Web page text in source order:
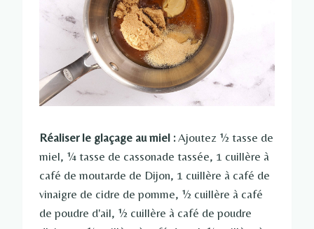
Réaliser le glaçage au miel :Ajoutez ½ tasse de
miel, ¼ tasse de cassonade tassée, 1 cuillère à
café de moutarde de Dijon, 1 cuillère à café de
vinaigre de cidre de pomme, ½ cuillère à café
de poudre d'ail, ½ cuillère à café de poudre